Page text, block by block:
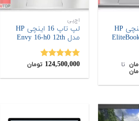
لپ تاپ 13 اینچی HP
‌ تا ‌
اچ‌پی
لپ تاپ 16 اینچی HP
مدل Envy 16-h0 12th
نمره5.00
124,500,000 تومان